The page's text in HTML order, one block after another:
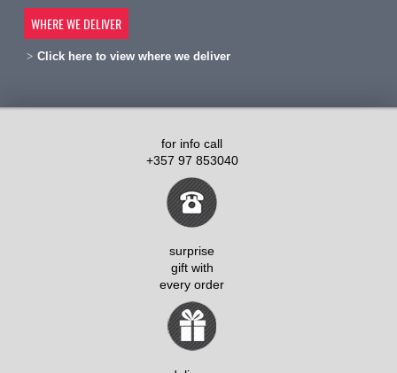
WHERE WE DELIVER
Click here to view where we deliver
for info call
+357 97 853040
surprise
gift with
every order